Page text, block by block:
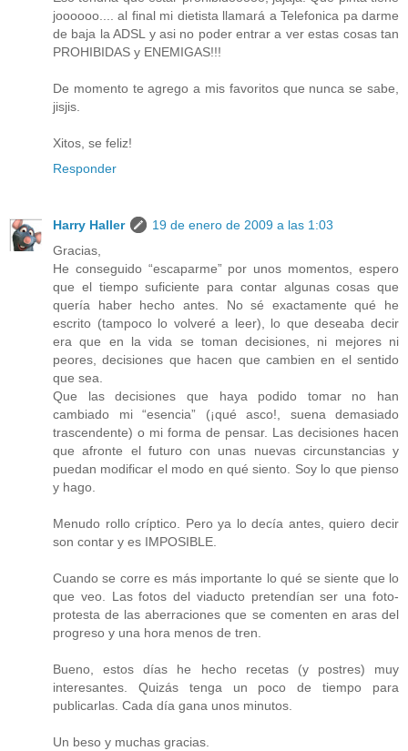
joooooo.... al final mi dietista llamará a Telefonica pa darme
de baja la ADSL y asi no poder entrar a ver estas cosas tan
PROHIBIDAS y ENEMIGAS!!!
De momento te agrego a mis favoritos que nunca se sabe,
jisjis.
Xitos, se feliz!
Responder
Harry Haller
19 de enero de 2009 a las 1:03
Gracias,
He conseguido “escaparme” por unos momentos, espero
que el tiempo suficiente para contar algunas cosas que
quería haber hecho antes. No sé exactamente qué he
escrito (tampoco lo volveré a leer), lo que deseaba decir
era que en la vida se toman decisiones, ni mejores ni
peores, decisiones que hacen que cambien en el sentido
que sea.
Que las decisiones que haya podido tomar no han
cambiado mi “esencia” (¡qué asco!, suena demasiado
trascendente) o mi forma de pensar. Las decisiones hacen
que afronte el futuro con unas nuevas circunstancias y
puedan modificar el modo en qué siento. Soy lo que pienso
y hago.
Menudo rollo críptico. Pero ya lo decía antes, quiero decir
son contar y es IMPOSIBLE.
Cuando se corre es más importante lo qué se siente que lo
que veo. Las fotos del viaducto pretendían ser una foto-
protesta de las aberraciones que se comenten en aras del
progreso y una hora menos de tren.
Bueno, estos días he hecho recetas (y postres) muy
interesantes. Quizás tenga un poco de tiempo para
publicarlas. Cada día gana unos minutos.
Un beso y muchas gracias.